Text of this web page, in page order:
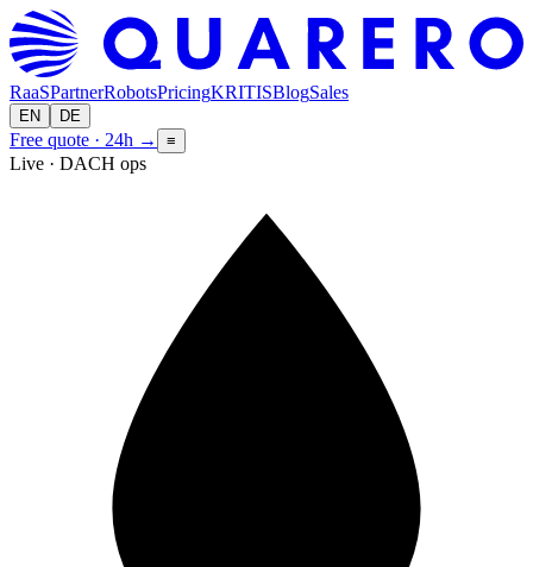
RaaSPartnerRobotsPricingKRITISBlogSales
EN DE
Free quote · 24h → ≡
Live · DACH ops